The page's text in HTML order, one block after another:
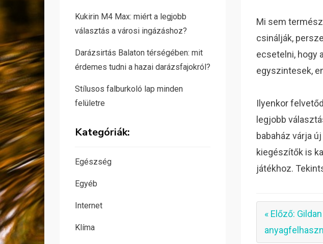
Mi sem
csinálják,
ecsetelni, hogy
egyszintesek,
Ilyenkor
legjobb
babaház várja
kiegészítők is
játékhoz.
« Előző:
Kukirin M4 Max: miért a legjobb
választás a városi ingázáshoz?
Darázsirtás Balaton térségében: mit
érdemes tudni a hazai darázsfajokról?
Stílusos falburkoló lap minden
felületre
Kategóriák:
Egészség
Egyéb
Internet
Klíma